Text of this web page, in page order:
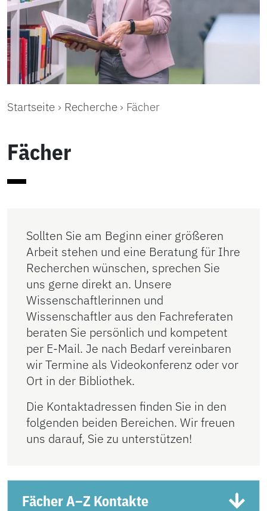
Startseite Recherche Fächer
Fächer
Sollten Sie am Beginn einer größeren
Arbeit stehen und eine Beratung für Ihre
Recherchen wünschen, sprechen Sie
uns gerne direkt an. Unsere
Wissenschaftlerinnen und
Wissenschaftler aus den Fachreferaten
beraten Sie persönlich und kompetent
per E-Mail. Je nach Bedarf vereinbaren
wir Termine als Videokonferenz oder vor
Ort in der Bibliothek.
Die Kontaktadressen finden Sie in den
folgenden beiden Bereichen. Wir freuen
uns darauf, Sie zu unterstützen!
Fächer A–Z Kontakte